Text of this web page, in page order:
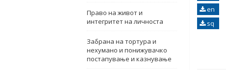
Право на живот и
интегритет на личноста
Забрана на тортура и
нехумано и понижувачко
постапување и казнување
en
sq